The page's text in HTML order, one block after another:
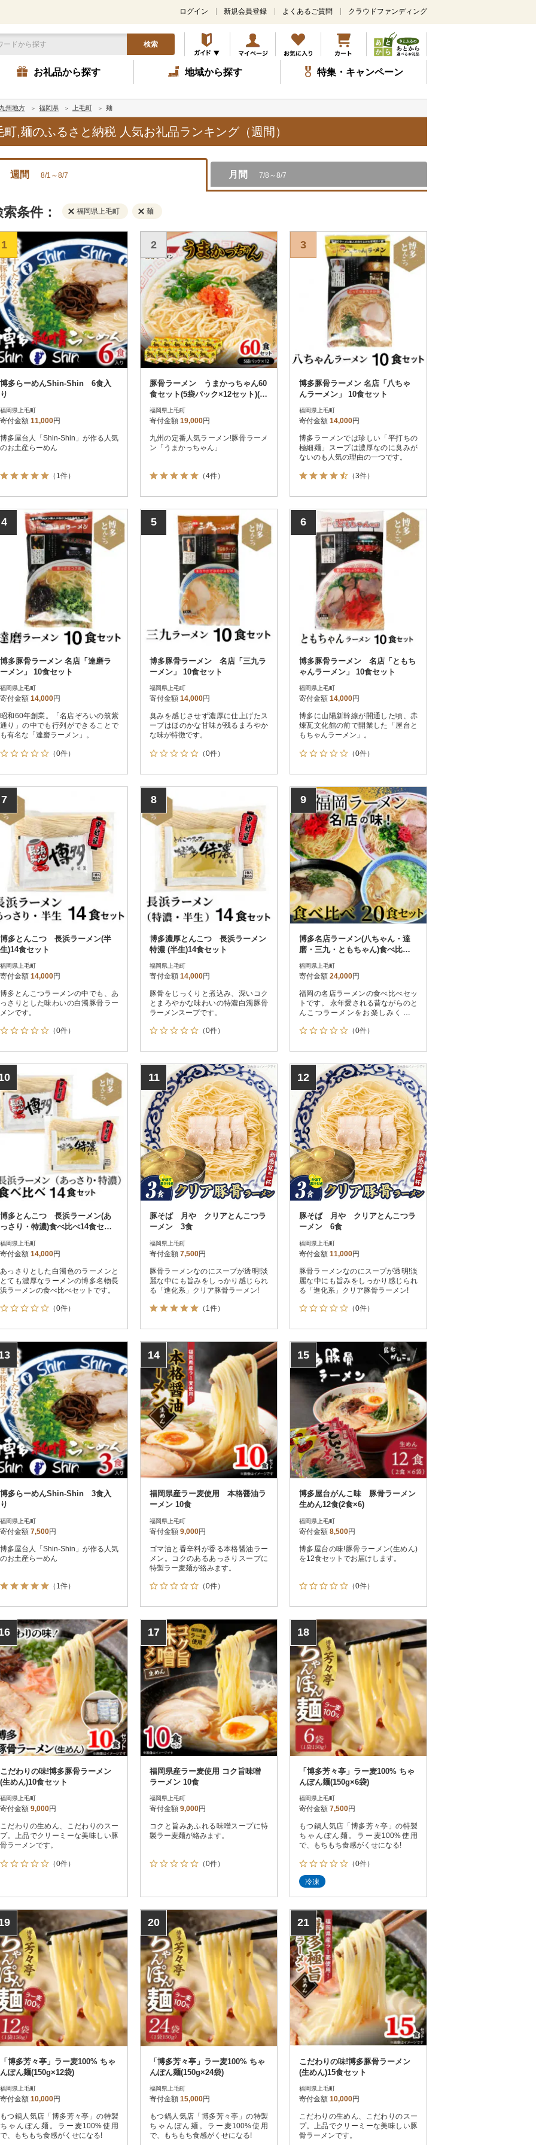
メ
ン
コ
ン
テ
ツ
ッ
プ
ログイン 新規会員登録 よくあるご質問 クラウドファンディング
検索
お礼品から探す 地域から探す 特集・キャンペーン
九州地方 福岡県 上毛町 麺
町,麺のふるさと納税 人気お礼品ランキング（週間）
週間 8/1～8/7 月間 7/8～8/7
条件： 福岡県上毛町 麺
1
博多らーめんShin-Shin 6食入
り
福岡県上毛町
寄付金額 11,000円
博多屋台人「Shin-Shin」が作る人気
のお土産らーめん
（1件）
2
豚骨ラーメン うまかっちゃん60
食セット(5袋パック×12セット)(上
福岡県上毛町
寄付金額 19,000円
九州の定番人気ラーメン!豚骨ラーメ
ン「うまかっちゃん」
（4件）
3
博多豚骨ラーメン 名店「八ちゃ
んラーメン」 10食セット
福岡県上毛町
寄付金額 14,000円
博多ラーメンでは珍しい「平打ちの
極細麺」スープは濃厚なのに臭みが
ないのも人気の理由の一つです。
（3件）
4
博多豚骨ラーメン 名店「達磨ラ
ーメン」 10食セット
福岡県上毛町
寄付金額 14,000円
昭和60年創業。「名店ぞろいの筑紫
通り」の中でも行列ができることで
も有名な「達磨ラーメン」。
（0件）
5
博多豚骨ラーメン 名店「三九ラ
ーメン」 10食セット
福岡県上毛町
寄付金額 14,000円
臭みを感じさせず濃厚に仕上げたス
ープはほのかな甘味が残るまろやか
な味が特徴です。
（0件）
6
博多豚骨ラーメン 名店「ともち
ゃんラーメン」 10食セット
福岡県上毛町
寄付金額 14,000円
博多に山陽新幹線が開通した頃、赤
煉瓦文化館の前で開業した「屋台と
もちゃんラーメン」。
（0件）
7
博多とんこつ 長浜ラーメン(半
生)14食セット
福岡県上毛町
寄付金額 14,000円
博多とんこつラーメンの中でも、あ
っさりとした味わいの白濁豚骨ラー
メンです。
（0件）
8
博多濃厚とんこつ 長浜ラーメン
特濃 (半生)14食セット
福岡県上毛町
寄付金額 14,000円
豚骨をじっくりと煮込み、深いコク
とまろやかな味わいの特濃白濁豚骨
ラーメンスープです。
（0件）
9
博多名店ラーメン(八ちゃん・達
磨・三九・ともちゃん)食べ比
福岡県上毛町
寄付金額 24,000円
福岡の名店ラーメンの食べ比べセッ
トです。 永年愛される昔ながらのと
んこつラーメンをお楽しみくださ
（0件）
博多とんこつ 長浜ラーメン(あ
っさり・特濃)食べ比べ14食セッ
福岡県上毛町
寄付金額 14,000円
あっさりとした白濁色のラーメンと
とても濃厚なラーメンの博多名物長
浜ラーメンの食べ比べセットです。
（0件）
11
豚そば 月や クリアとんこつラ
ーメン 3食
福岡県上毛町
寄付金額 7,500円
豚骨ラーメンなのにスープが透明!淡
麗な中にも旨みをしっかり感じられ
る「進化系」クリア豚骨ラーメン!
（1件）
12
豚そば 月や クリアとんこつラ
ーメン 6食
福岡県上毛町
寄付金額 11,000円
豚骨ラーメンなのにスープが透明!淡
麗な中にも旨みをしっかり感じられ
る「進化系」クリア豚骨ラーメン!
（0件）
博多らーめんShin-Shin 3食入
り
福岡県上毛町
寄付金額 7,500円
博多屋台人「Shin-Shin」が作る人気
のお土産らーめん
（1件）
14
福岡県産ラー麦使用 本格醤油ラ
ーメン 10食
福岡県上毛町
寄付金額 9,000円
ゴマ油と香辛料が香る本格醤油ラー
メン。コクのあるあっさりスープに
特製ラー麦麺が絡みます。
（0件）
15
博多屋台がんこ味 豚骨ラーメン
生めん12食(2食×6)
福岡県上毛町
寄付金額 8,500円
博多屋台の味!豚骨ラーメン(生めん)
を12食セットでお届けします。
（0件）
こだわりの味!博多豚骨ラーメン
(生めん)10食セット
福岡県上毛町
寄付金額 9,000円
こだわりの生めん、こだわりのスー
プ。上品でクリーミーな美味しい豚
骨ラーメンです。
（0件）
17
福岡県産ラー麦使用 コク旨味噌
ラーメン 10食
福岡県上毛町
寄付金額 9,000円
コクと旨みあふれる味噌スープに特
製ラー麦麺が絡みます。
（0件）
18
「博多芳々亭」ラー麦100% ちゃ
んぽん麺(150g×6袋)
福岡県上毛町
寄付金額 7,500円
もつ鍋人気店「博多芳々亭」の特製
ちゃんぽん麺。ラー麦100%使用
で、もちもち食感がくせになる!
（0件）
冷凍
「博多芳々亭」ラー麦100% ちゃ
んぽん麺(150g×12袋)
福岡県上毛町
寄付金額 10,000円
もつ鍋人気店「博多芳々亭」の特製
ちゃんぽん麺。ラー麦100%使用
で、もちもち食感がくせになる!
20
「博多芳々亭」ラー麦100% ちゃ
んぽん麺(150g×24袋)
福岡県上毛町
寄付金額 15,000円
もつ鍋人気店「博多芳々亭」の特製
ちゃんぽん麺。ラー麦100%使用
で、もちもち食感がくせになる!
21
こだわりの味!博多豚骨ラーメン
(生めん)15食セット
福岡県上毛町
寄付金額 10,000円
こだわりの生めん、こだわりのスー
プ。上品でクリーミーな美味しい豚
骨ラーメンです。